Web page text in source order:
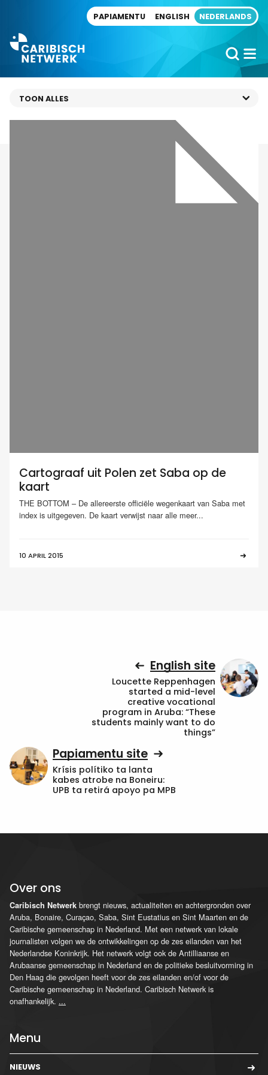
PAPIAMENTU ENGLISH NEDERLANDS
Cartograaf uit Polen zet Saba op de
kaart
THE BOTTOM – De allereerste officiële wegenkaart van Saba met
index is uitgegeven. De kaart verwijst naar alle meer...
10 APRIL 2015
English site
Loucette Reppenhagen
started a mid-level
creative vocational
program in Aruba: “These
students mainly want to do
things”
Papiamentu site
Krísis polítiko ta lanta
kabes atrobe na Boneiru:
UPB ta retirá apoyo pa MPB
Over ons
Caribisch Netwerk brengt nieuws, actualiteiten en achtergronden over
Aruba, Bonaire, Curaçao, Saba, Sint Eustatius en Sint Maarten en de
Caribische gemeenschap in Nederland. Met een netwerk van lokale
journalisten volgen we de ontwikkelingen op de zes eilanden van het
Nederlandse Koninkrijk. Het netwerk volgt ook de Antilliaanse en
Arubaanse gemeenschap in Nederland en de politieke besluitvorming in
Den Haag die gevolgen heeft voor de zes eilanden en/of voor de
Caribische gemeenschap in Nederland. Caribisch Netwerk is
onafhankelijk. ...
Menu
NIEUWS